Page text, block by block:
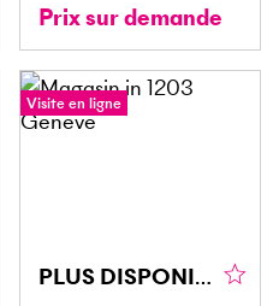
Prix sur demande
Visite en ligne
PLUS DISPONIBLE